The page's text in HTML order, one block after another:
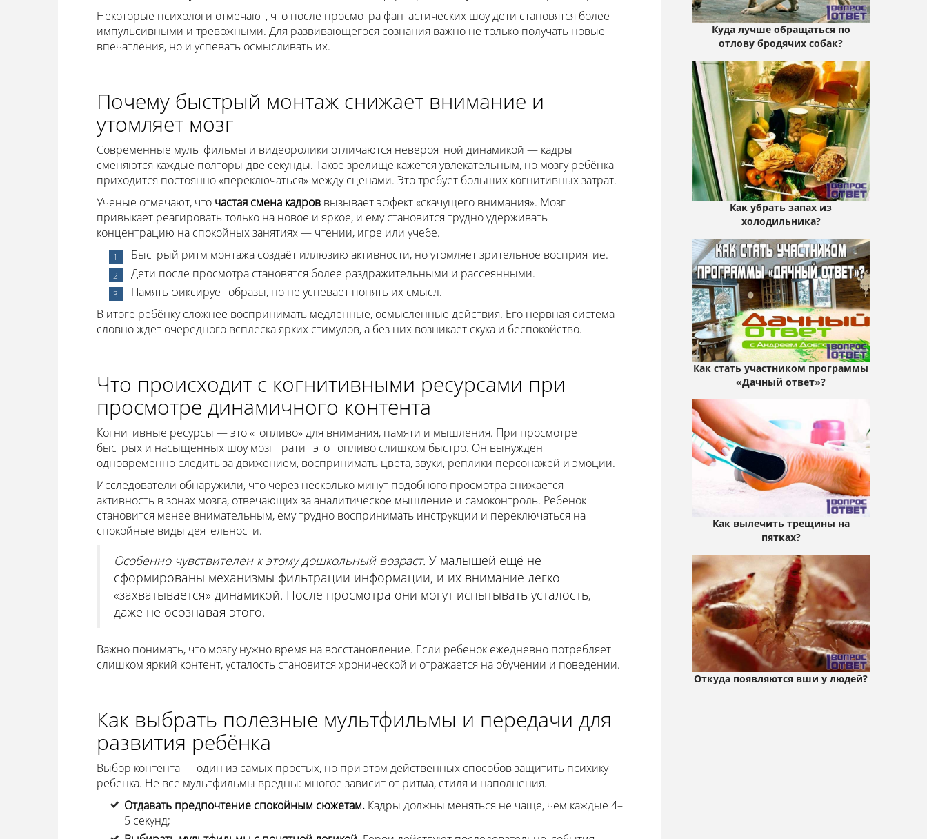
Некоторые психологи отмечают, что после просмотра фантастических шоу дети становятся более
импульсивными и тревожными. Для развивающегося сознания важно не только получать новые
впечатления, но и успевать осмысливать их.
Почему быстрый монтаж снижает внимание и
утомляет мозг
Современные мультфильмы и видеоролики отличаются невероятной динамикой — кадры
сменяются каждые полторы-две секунды. Такое зрелище кажется увлекательным, но мозгу ребёнка
приходится постоянно «переключаться» между сценами. Это требует больших когнитивных затрат.
Ученые отмечают, что частая смена кадроввызывает эффект «скачущего внимания». Мозг
привыкает реагировать только на новое и яркое, и ему становится трудно удерживать
концентрацию на спокойных занятиях — чтении, игре или учебе.
Быстрый ритм монтажа создаёт иллюзию активности, но утомляет зрительное восприятие.
Дети после просмотра становятся более раздражительными и рассеянными.
Память фиксирует образы, но не успевает понять их смысл.
В итоге ребёнку сложнее воспринимать медленные, осмысленные действия. Его нервная система
словно ждёт очередного всплеска ярких стимулов, а без них возникает скука и беспокойство.
Что происходит с когнитивными ресурсами при
просмотре динамичного контента
Когнитивные ресурсы — это «топливо» для внимания, памяти и мышления. При просмотре
быстрых и насыщенных шоу мозг тратит это топливо слишком быстро. Он вынужден
одновременно следить за движением, воспринимать цвета, звуки, реплики персонажей и эмоции.
Исследователи обнаружили, что через несколько минут подобного просмотра снижается
активность в зонах мозга, отвечающих за аналитическое мышление и самоконтроль. Ребёнок
становится менее внимательным, ему трудно воспринимать инструкции и переключаться на
спокойные виды деятельности.
Особенно чувствителен к этому дошкольный возраст. У малышей ещё не
сформированы механизмы фильтрации информации, и их внимание легко
«захватывается» динамикой. После просмотра они могут испытывать усталость,
даже не осознавая этого.
Важно понимать, что мозгу нужно время на восстановление. Если ребёнок ежедневно потребляет
слишком яркий контент, усталость становится хронической и отражается на обучении и поведении.
Как выбрать полезные мультфильмы и передачи для
развития ребёнка
Выбор контента — один из самых простых, но при этом действенных способов защитить психику
ребёнка. Не все мультфильмы вредны: многое зависит от ритма, стиля и наполнения.
Отдавать предпочтение спокойным сюжетам.Кадры должны меняться не чаще, чем каждые 4–
5 секунд;
Куда лучше обращаться по
отлову бродячих собак?
Как убрать запах из
холодильника?
Как стать участником программы
«Дачный ответ»?
Как вылечить трещины на
пятках?
Откуда появляются вши у людей?